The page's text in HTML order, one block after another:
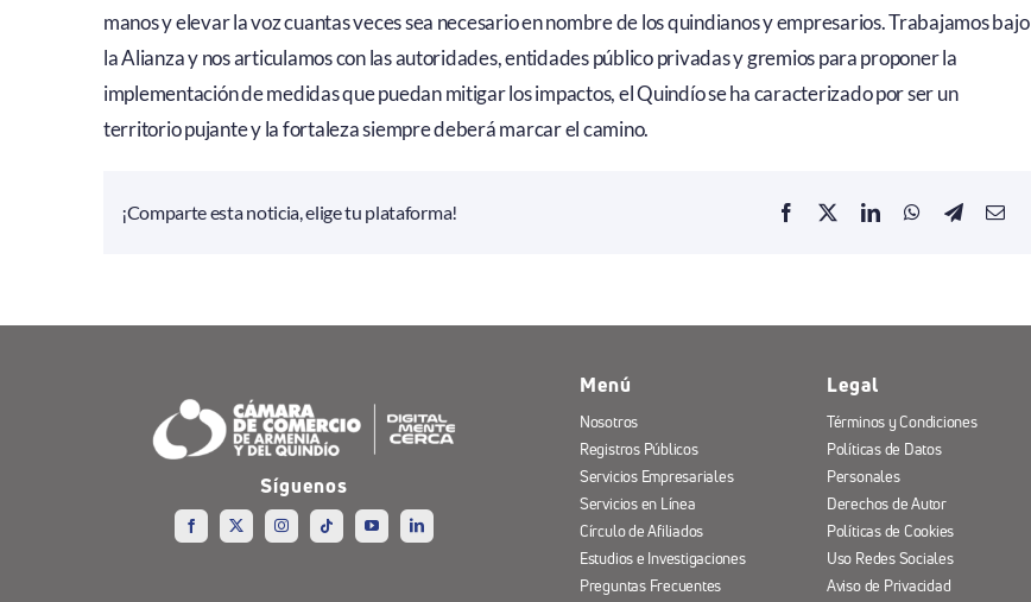
manos y elevar la voz cuantas veces sea necesario en nombre de los quindianos y empresarios. Trabajamos bajo
la Alianza y nos articulamos con las autoridades, entidades público privadas y gremios para proponer la
implementación de medidas que puedan mitigar los impactos, el Quindío se ha caracterizado por ser un
territorio pujante y la fortaleza siempre deberá marcar el camino.
¡Comparte esta noticia, elige tu plataforma!
Síguenos
Menú
Nosotros
Registros Públicos
Servicios Empresariales
Servicios en Línea
Círculo de Afiliados
Estudios e Investigaciones
Preguntas Frecuentes
Legal
Términos y Condiciones
Políticas de Datos
Personales
Derechos de Autor
Políticas de Cookies
Uso Redes Sociales
Aviso de Privacidad